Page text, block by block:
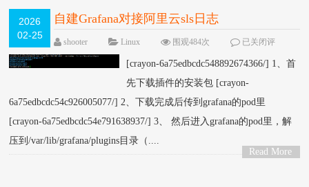
2026
02-25
自建Grafana对接阿里云sls日志
shooter Linux 围观484次
已关闭评
论
[crayon-6a75edbcdc548892674366/] 1、首
先下载插件的安装包 [crayon-
6a75edbcdc54c926005077/] 2、下载完成后传到grafana的pod里
[crayon-6a75edbcdc54e791638937/] 3、 然后进入grafana的pod里，解
压到/var/lib/grafana/plugins目录（....
Read More